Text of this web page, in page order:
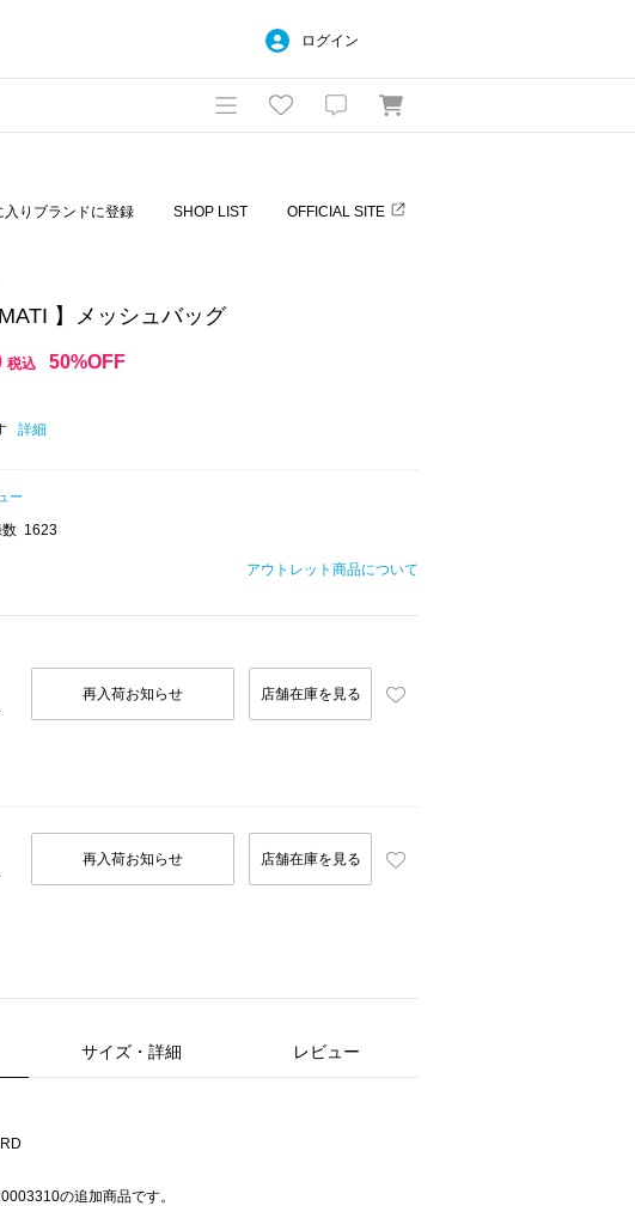
ログイン
入りブランドに登録 SHOP LIST OFFICIAL SITE
】メッシュバッグ
税込 50%OFF
詳細
ー
1623
アウトレット商品について
再入荷お知らせ 店舗在庫を見る
再入荷お知らせ 店舗在庫を見る
サイズ・詳細 レビュー
の追加商品です。